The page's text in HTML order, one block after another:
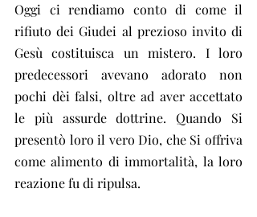
Oggi ci rendiamo conto di come il
rifiuto dei Giudei al prezioso invito di
Gesù costituisca un mistero. I loro
predecessori avevano adorato non
pochi dèi falsi, oltre ad aver accettato
le più assurde dottrine. Quando Si
presentò loro il vero Dio, che Si offriva
come alimento di immortalità, la loro
reazione fu di ripulsa.